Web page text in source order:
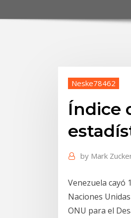
Neske78462
Índice
by Mark
Venezuela cayó
Naciones
ONU para el